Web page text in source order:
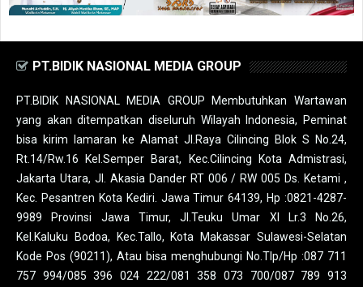
PT.BIDIK NASIONAL MEDIA GROUP
PT.BIDIK NASIONAL MEDIA GROUP Membutuhkan Wartawan
yang akan ditempatkan diseluruh Wilayah Indonesia, Peminat
bisa kirim lamaran ke Alamat Jl.Raya Cilincing Blok S No.24,
Rt.14/Rw.16 Kel.Semper Barat, Kec.Cilincing Kota Admistrasi,
Jakarta Utara, Jl. Akasia Dander RT 006 / RW 005 Ds. Ketami ,
Kec. Pesantren Kota Kediri. Jawa Timur 64139, Hp :0821-4287-
9989 Provinsi Jawa Timur, Jl.Teuku Umar XI Lr.3 No.26,
Kel.Kaluku Bodoa, Kec.Tallo, Kota Makassar Sulawesi-Selatan
Kode Pos (90211), Atau bisa menghubungi No.Tlp/Hp :087 711
757 994/085 396 024 222/081 358 073 700/087 789 913